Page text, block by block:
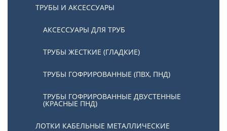
ТРУБЫ И АКСЕССУАРЫ
АКСЕССУАРЫ ДЛЯ ТРУБ
ТРУБЫ ЖЕСТКИЕ (ГЛАДКИЕ)
ТРУБЫ ГОФРИРОВАННЫЕ (ПВХ, ПНД)
ТРУБЫ ГОФРИРОВАННЫЕ ДВУСТЕННЫЕ
(КРАСНЫЕ ПНД)
ЛОТКИ КАБЕЛЬНЫЕ МЕТАЛЛИЧЕСКИЕ